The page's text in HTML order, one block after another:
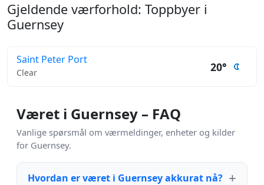
Gjeldende værforhold: Toppbyer i
Guernsey
Saint Peter Port
Clear 20°
Været i Guernsey – FAQ
Vanlige spørsmål om værmeldinger, enheter og kilder
for Guernsey.
Hvordan er været i Guernsey akkurat nå?